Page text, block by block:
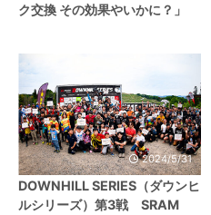
ク交換 その効果やいかに？」
2024/5/31
DOWNHILL SERIES（ダウンヒ
ルシリーズ）第3戦 SRAM